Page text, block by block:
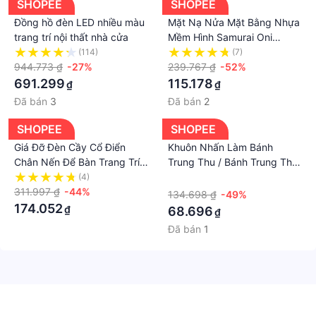
SHOPEE
Đồng hồ đèn LED nhiều màu
trang trí nội thất nhà cửa
(114)
944.773 ₫ -27%
691.299₫
Đã bán 3
SHOPEE
Mặt Nạ Nửa Mặt Bằng Nhựa
Mềm Hình Samurai Oni
Prajna Nhật Bản Cho
Halloween
(7)
239.767 ₫ -52%
115.178₫
Đã bán 2
SHOPEE
Giá Đỡ Đèn Cầy Cổ Điển ​
Chân Nến Để Bàn Trang Trí
Nhà Ở
(4)
311.997 ₫ -44%
174.052₫
SHOPEE
Khuôn Nhấn Làm Bánh
Trung Thu / Bánh Trung Thu
134.698 ₫ -49%
68.696₫
Đã bán 1